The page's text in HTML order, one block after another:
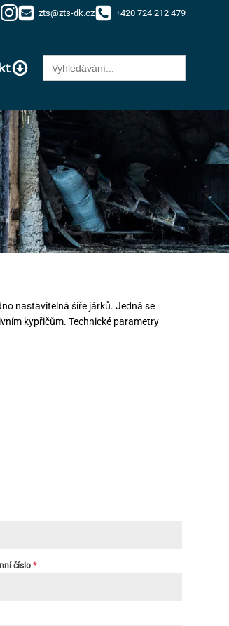
zts@zts-dk.cz +420 724 212 479
Search
for:
nastavitelná šíře járků. Jedná se
kypřičům. Technické parametry
číslo *